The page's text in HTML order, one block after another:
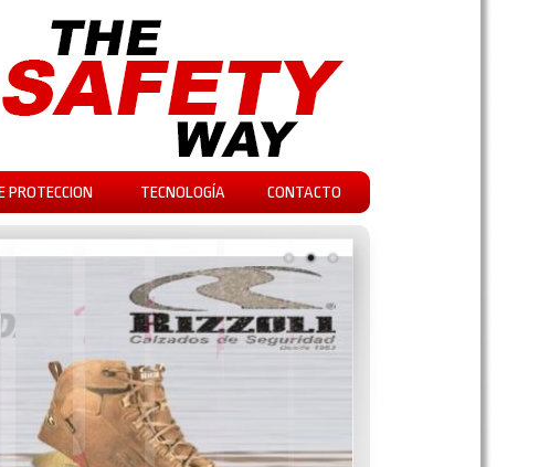
PROTECCION TECNOLOGÍA CONTACTO